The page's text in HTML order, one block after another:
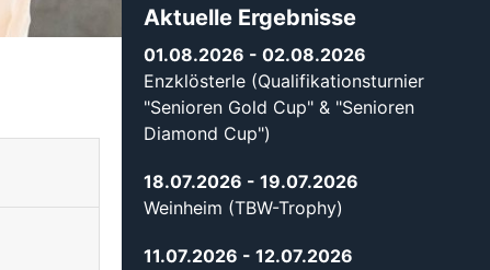
Aktuelle Ergebnisse
01.08.2026 - 02.08.2026
Enzklösterle (Qualifikationsturnier
"Senioren Gold Cup" & "Senioren
Diamond Cup")
18.07.2026 - 19.07.2026
Weinheim (TBW-Trophy)
11.07.2026 - 12.07.2026